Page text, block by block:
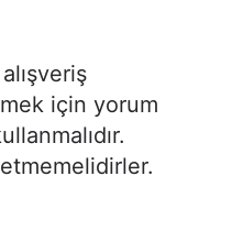
için yorum